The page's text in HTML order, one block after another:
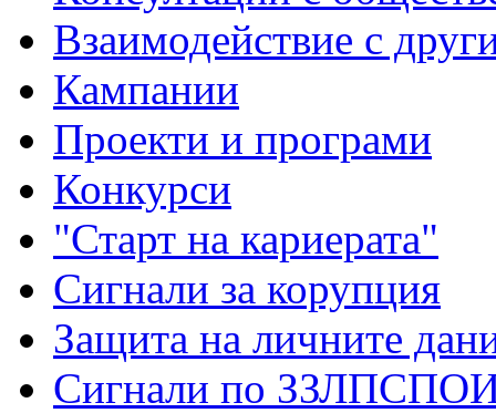
Взаимодействие с
Кампании
Проекти и програми
Конкурси
"Старт на кариерата"
Сигнали за корупция
Защита на личните
Сигнали по